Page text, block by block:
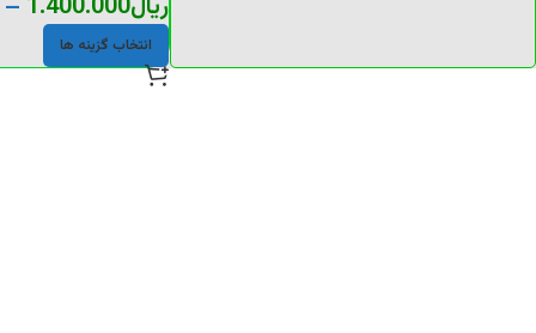
انتخاب گزینه ها